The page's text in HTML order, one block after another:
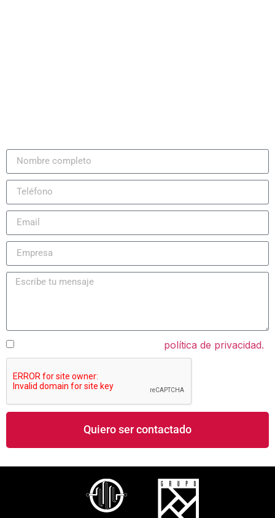
política de privacidad.
Quiero ser contactado